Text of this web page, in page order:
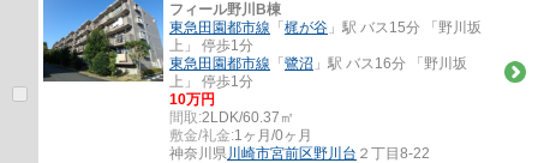
フィール野川B棟
東急田園都市線 「 梶が谷 」駅 バス15分 「野川坂
上」 停歩1分
東急田園都市線 「 鷺沼 」駅 バス16分 「野川坂
上」 停歩1分
10万円
間取:2LDK/60.37㎡
敷金/礼金:1ヶ月/0ヶ月
神奈川県川崎市宮前区野川台 ２丁目8-22